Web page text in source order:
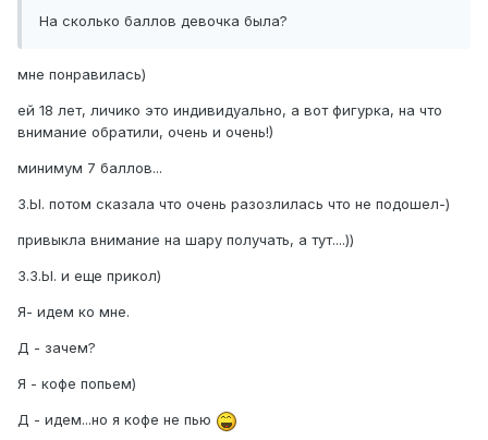
На сколько баллов девочка была?
мне понравилась)
ей 18 лет, личико это индивидуально, а вот фигурка, на что
внимание обратили, очень и очень!)
минимум 7 баллов...
З.Ы. потом сказала что очень разозлилась что не подошел-)
привыкла внимание на шару получать, а тут....))
З.З.Ы. и еще прикол)
Я- идем ко мне.
Д - зачем?
Я - кофе попьем)
Д - идем...но я кофе не пью